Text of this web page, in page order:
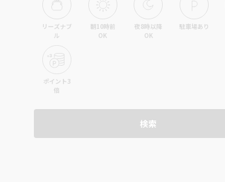
リーズナブ
ル
朝10時前
OK
夜8時以降
OK
駐車場あり
ポイント3
倍
検索